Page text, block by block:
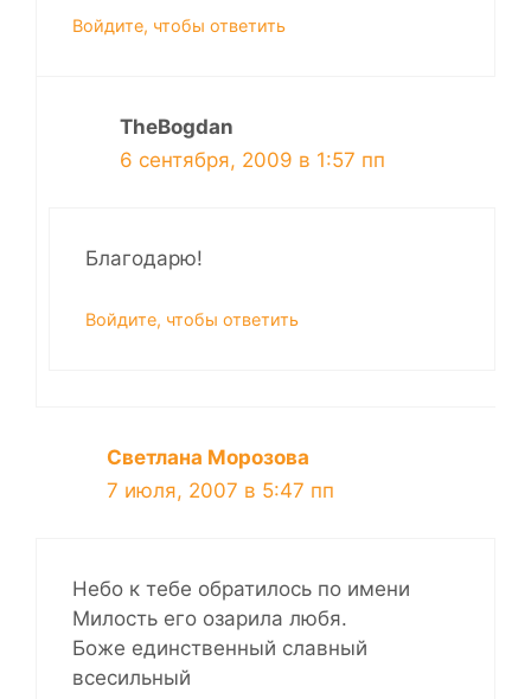
Войдите, чтобы ответить
TheBogdan
6 сентября, 2009 в 1:57 пп
Благодарю!
Войдите, чтобы ответить
Светлана Морозова
7 июля, 2007 в 5:47 пп
Небо к тебе обратилось по имени
Милость его озарила любя.
Боже единственный славный
всесильный